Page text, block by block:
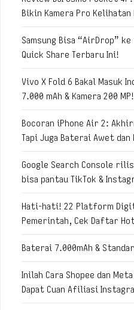
Bikin Kamera Pro
Samsung Bisa “AirDrop”
Quick Share Terbaru Ini!
Vivo X Fold 6 Bakal Masuk
7.000 mAh & Kamera 200 MP!
Bocoran iPhone Air 2:
Tapi Juga Baterai Awet dan
Google Search Console
bisa pantau TikTok &
Hati-hati! 22 Platform
Pemerintah, Cek Daftar
Baterai 7.000mAh &
Inilah Cara Shopee dan
Dapat Cuan Afiliasi